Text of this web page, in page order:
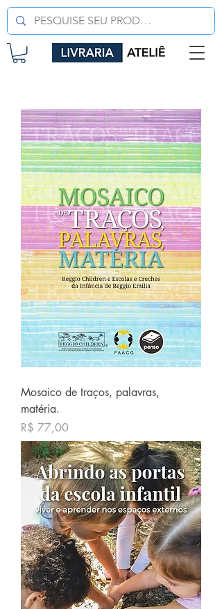
Mosaico de traços, palavras,
matéria.
Preço
R$ 77,00